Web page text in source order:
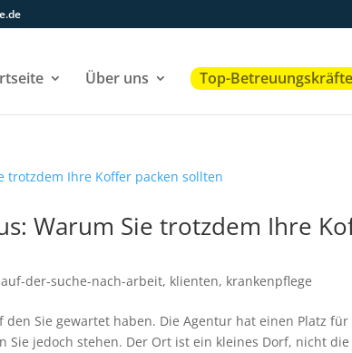
Über uns Top-Betreuungskräfte
Warum Sie trotzdem Ihre
auf-der-suche-nach-arbeit, klienten, krankenpflege
Sie gewartet haben. Die Agentur hat einen Platz für
Sie jedoch stehen. Der Ort ist ein kleines Dorf, nicht